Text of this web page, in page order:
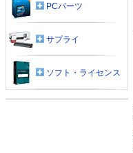
PCパーツ
サプライ
ソフト・ライセンス